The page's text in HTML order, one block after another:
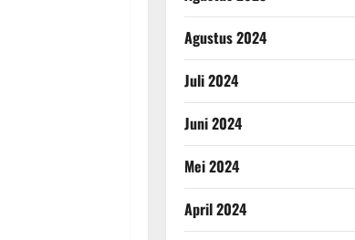
Agustus 2024
Juli 2024
Juni 2024
Mei 2024
April 2024